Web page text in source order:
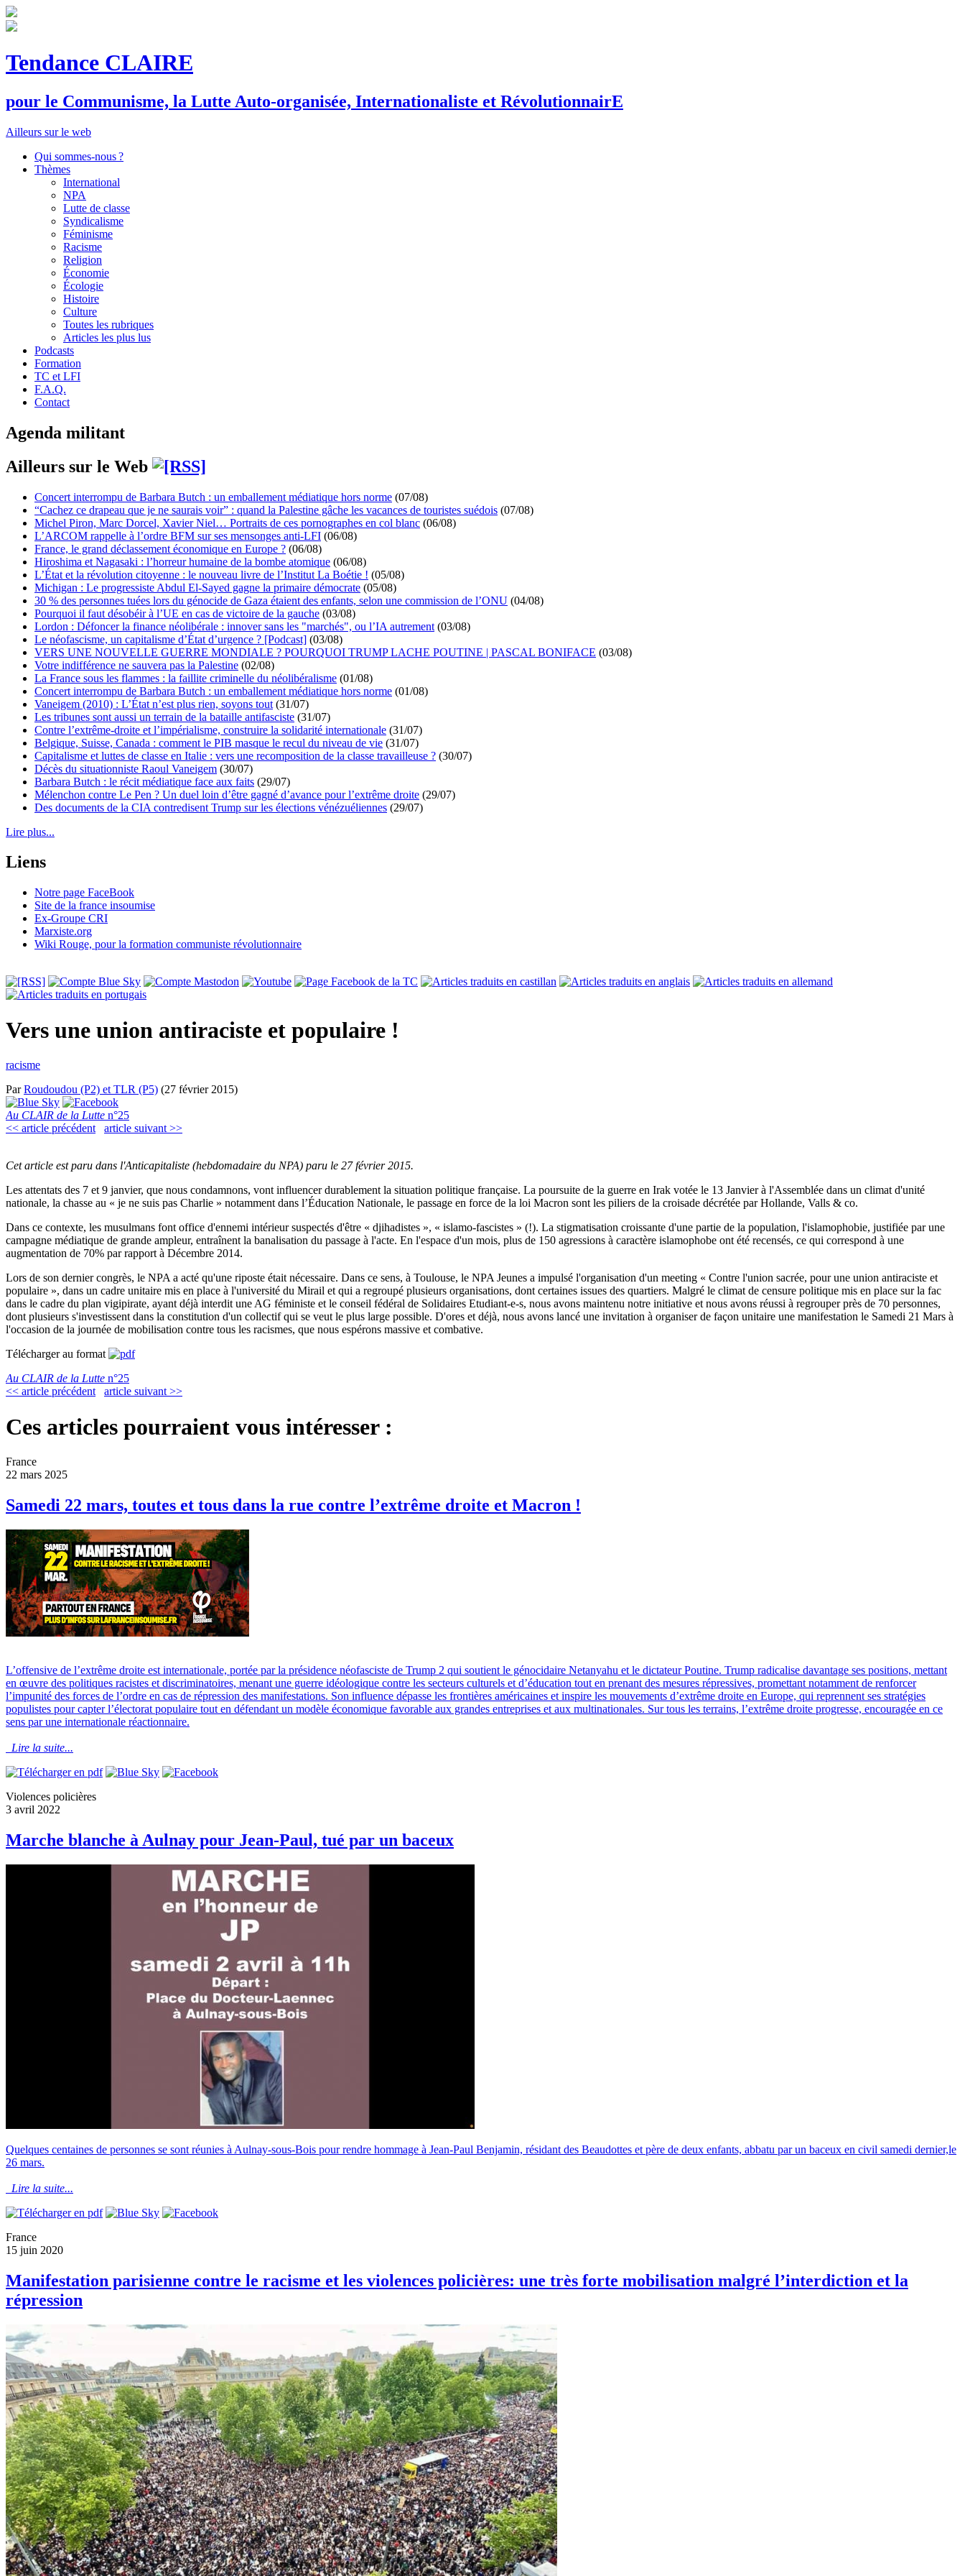
Tendance CLAIRE
pour le Communisme, la Lutte Auto-organisée, Internationaliste et RévolutionnairE
Ailleurs sur le web
Qui sommes-nous ?
Thèmes
International
NPA
Lutte de classe
Syndicalisme
Féminisme
Racisme
Religion
Économie
Écologie
Histoire
Culture
Toutes les rubriques
Articles les plus lus
Podcasts
Formation
TC et LFI
F.A.Q.
Contact
Agenda militant
Ailleurs sur le Web
Concert interrompu de Barbara Butch : un emballement médiatique hors norme (07/08)
“Cachez ce drapeau que je ne saurais voir” : quand la Palestine gâche les vacances de touristes suédois (07/08)
Michel Piron, Marc Dorcel, Xavier Niel… Portraits de ces pornographes en col blanc (06/08)
L’ARCOM rappelle à l’ordre BFM sur ses mensonges anti-LFI (06/08)
France, le grand déclassement économique en Europe ? (06/08)
Hiroshima et Nagasaki : l’horreur humaine de la bombe atomique (06/08)
L’État et la révolution citoyenne : le nouveau livre de l’Institut La Boétie ! (05/08)
Michigan : Le progressiste Abdul El-Sayed gagne la primaire démocrate (05/08)
30 % des personnes tuées lors du génocide de Gaza étaient des enfants, selon une commission de l’ONU (04/08)
Pourquoi il faut désobéir à l’UE en cas de victoire de la gauche (03/08)
Lordon : Défoncer la finance néolibérale : innover sans les "marchés", ou l’IA autrement (03/08)
Le néofascisme, un capitalisme d’État d’urgence ? [Podcast] (03/08)
VERS UNE NOUVELLE GUERRE MONDIALE ? POURQUOI TRUMP LACHE POUTINE | PASCAL BONIFACE (03/08)
Votre indifférence ne sauvera pas la Palestine (02/08)
La France sous les flammes : la faillite criminelle du néolibéralisme (01/08)
Concert interrompu de Barbara Butch : un emballement médiatique hors norme (01/08)
Vaneigem (2010) : L’État n’est plus rien, soyons tout (31/07)
Les tribunes sont aussi un terrain de la bataille antifasciste (31/07)
Contre l’extrême-droite et l’impérialisme, construire la solidarité internationale (31/07)
Belgique, Suisse, Canada : comment le PIB masque le recul du niveau de vie (31/07)
Capitalisme et luttes de classe en Italie : vers une recomposition de la classe travailleuse ? (30/07)
Décès du situationniste Raoul Vaneigem (30/07)
Barbara Butch : le récit médiatique face aux faits (29/07)
Mélenchon contre Le Pen ? Un duel loin d’être gagné d’avance pour l’extrême droite (29/07)
Des documents de la CIA contredisent Trump sur les élections vénézuéliennes (29/07)
Lire plus...
Liens
Notre page FaceBook
Site de la france insoumise
Ex-Groupe CRI
Marxiste.org
Wiki Rouge, pour la formation communiste révolutionnaire
Vers une union antiraciste et populaire !
racisme
ParRoudoudou (P2) et TLR (P5) (27 février 2015)
Au CLAIR de la Lutte n°25
<< article précédent
article suivant >>
Cet article est paru dans l'Anticapitaliste (hebdomadaire du NPA) paru le 27 février 2015.
Les attentats des 7 et 9 janvier, que nous condamnons, vont influencer durablement la situation politique française. La poursuite de la guerre en Irak votée le 13 Janvier à l'Assemblée dans un climat d'unité
nationale, la chasse au « je ne suis pas Charlie » notamment dans l’Éducation Nationale, le passage en force de la loi Macron sont les piliers de la croisade décrétée par Hollande, Valls & co.
Dans ce contexte, les musulmans font office d'ennemi intérieur suspectés d'être « djihadistes », « islamo-fascistes » (!). La stigmatisation croissante d'une partie de la population, l'islamophobie, justifiée par une
campagne médiatique de grande ampleur, entraînent la banalisation du passage à l'acte. En l'espace d'un mois, plus de 150 agressions à caractère islamophobe ont été recensés, ce qui correspond à une
augmentation de 70% par rapport à Décembre 2014.
Lors de son dernier congrès, le NPA a acté qu'une riposte était nécessaire. Dans ce sens, à Toulouse, le NPA Jeunes a impulsé l'organisation d'un meeting « Contre l'union sacrée, pour une union antiraciste et
populaire », dans un cadre unitaire mis en place à l'université du Mirail et qui a regroupé plusieurs organisations, dont certaines issues des quartiers. Malgré le climat de censure politique mis en place sur la fac
dans le cadre du plan vigipirate, ayant déjà interdit une AG féministe et le conseil fédéral de Solidaires Etudiant-e-s, nous avons maintenu notre initiative et nous avons réussi à regrouper près de 70 personnes,
dont plusieurs s'investissent dans la constitution d'un collectif qui se veut le plus large possible. D'ores et déjà, nous avons lancé une invitation à organiser de façon unitaire une manifestation le Samedi 21 Mars à
l'occasion de la journée de mobilisation contre tous les racismes, que nous espérons massive et combative.
Télécharger au format
Au CLAIR de la Lutte n°25
<< article précédent
article suivant >>
Ces articles pourraient vous intéresser :
France
22 mars 2025
Samedi 22 mars, toutes et tous dans la rue contre l’extrême droite et Macron !
L’offensive de l’extrême droite est internationale, portée par la présidence néofasciste de Trump 2 qui soutient le génocidaire Netanyahu et le dictateur Poutine. Trump radicalise davantage ses positions, mettant
en œuvre des politiques racistes et discriminatoires, menant une guerre idéologique contre les secteurs culturels et d’éducation tout en prenant des mesures répressives, promettant notamment de renforcer
l’impunité des forces de l’ordre en cas de répression des manifestations. Son influence dépasse les frontières américaines et inspire les mouvements d’extrême droite en Europe, qui reprennent ses stratégies
populistes pour capter l’électorat populaire tout en défendant un modèle économique favorable aux grandes entreprises et aux multinationales. Sur tous les terrains, l’extrême droite progresse, encouragée en ce
sens par une internationale réactionnaire.
Lire la suite...
Violences policières
3 avril 2022
Marche blanche à Aulnay pour Jean-Paul, tué par un baceux
Quelques centaines de personnes se sont réunies à Aulnay-sous-Bois pour rendre hommage à Jean-Paul Benjamin, résidant des Beaudottes et père de deux enfants, abbatu par un baceux en civil samedi dernier,le
26 mars.
Lire la suite...
France
15 juin 2020
Manifestation parisienne contre le racisme et les violences policières: une très forte mobilisation malgré l’interdiction et la
répression